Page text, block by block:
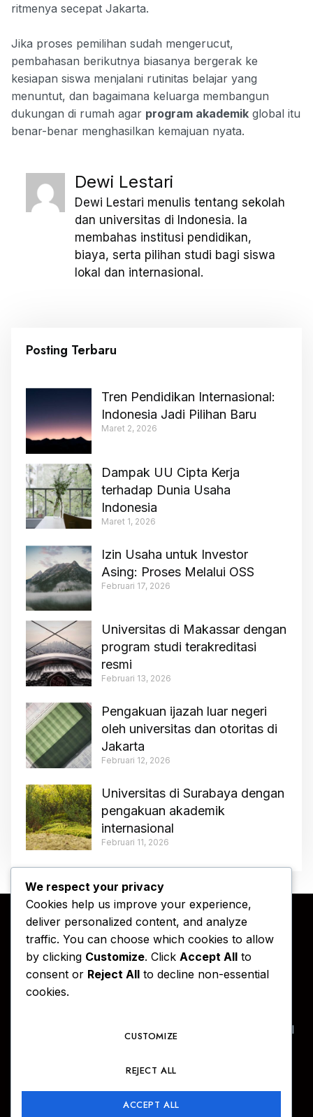
ritmenya secepat Jakarta.
Jika proses pemilihan sudah mengerucut,
pembahasan berikutnya biasanya bergerak ke
kesiapan siswa menjalani rutinitas belajar yang
menuntut, dan bagaimana keluarga membangun
dukungan di rumah agar program akademik global itu
benar-benar menghasilkan kemajuan nyata.
Dewi Lestari
Dewi Lestari menulis tentang sekolah
dan universitas di Indonesia. Ia
membahas institusi pendidikan,
biaya, serta pilihan studi bagi siswa
lokal dan internasional.
Posting Terbaru
Tren Pendidikan Internasional:
Indonesia Jadi Pilihan Baru
Maret 2, 2026
Dampak UU Cipta Kerja
terhadap Dunia Usaha
Indonesia
Maret 1, 2026
Izin Usaha untuk Investor
Asing: Proses Melalui OSS
Februari 17, 2026
Universitas di Makassar dengan
program studi terakreditasi
resmi
Februari 13, 2026
Pengakuan ijazah luar negeri
oleh universitas dan otoritas di
Jakarta
Februari 12, 2026
Universitas di Surabaya dengan
pengakuan akademik
internasional
Februari 11, 2026
untuk sekolah, universitas, dan layanan profesional
We respect your privacy
Cookies help us improve your experience,
deliver personalized content, and analyze
traffic. You can choose which cookies to allow
by clicking Customize. Click Accept All to
consent or Reject All to decline non-essential
cookies.
CUSTOMIZE
REJECT ALL
ACCEPT ALL